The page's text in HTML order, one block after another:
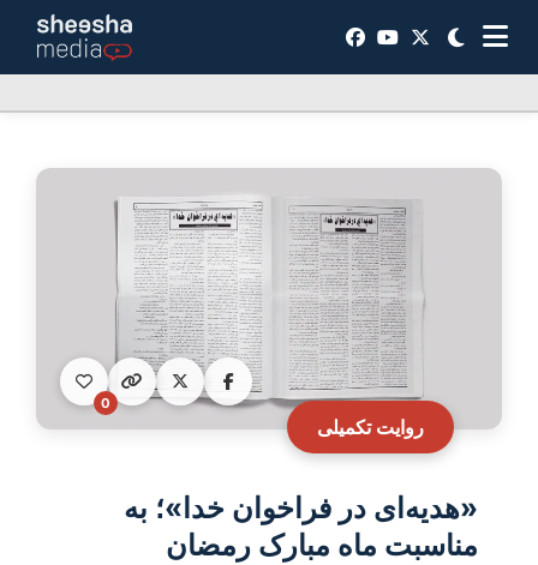
روایت تکمیلی
0
«هدیه‌ای در فراخوان خدا»؛ به
مناسبت ماه مبارک رمضان